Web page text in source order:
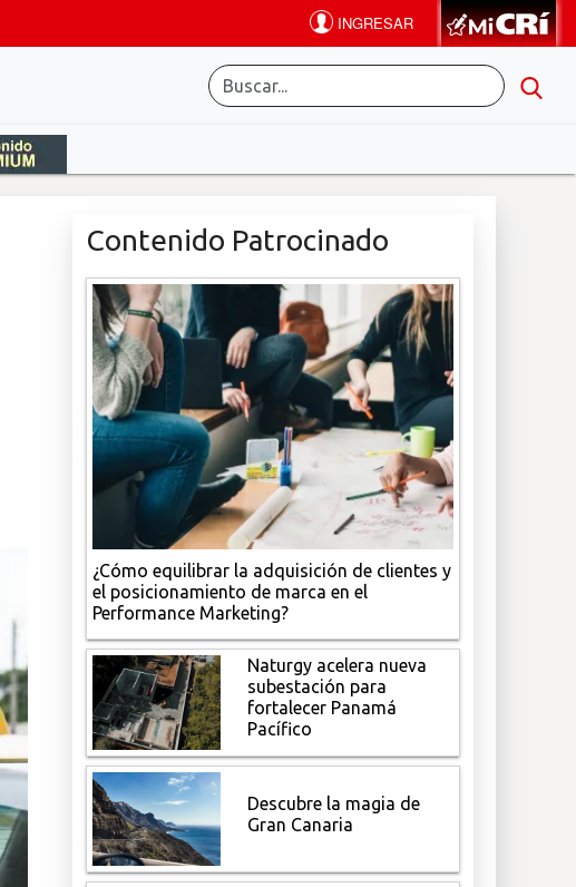
Contenido Patrocinado
¿Cómo equilibrar la adquisición de clientes y
el posicionamiento de marca en el
Performance Marketing?
Naturgy acelera nueva
subestación para
fortalecer Panamá
Pacífico
Descubre la magia de
Gran Canaria